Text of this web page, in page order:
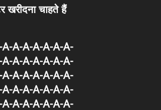
खरीदना चाहते हैं
A-A-A-A-A-A-
A-A-A-A-A-A-
A-A-A-A-A-A-
A-A-A-A-A-A-
A-A-A-A-A-A-